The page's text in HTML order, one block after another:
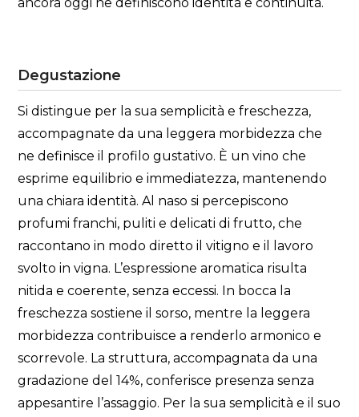
ancora oggi ne definiscono identità e continuità.
Degustazione
Si distingue per la sua semplicità e freschezza,
accompagnate da una leggera morbidezza che
ne definisce il profilo gustativo. È un vino che
esprime equilibrio e immediatezza, mantenendo
una chiara identità. Al naso si percepiscono
profumi franchi, puliti e delicati di frutto, che
raccontano in modo diretto il vitigno e il lavoro
svolto in vigna. L’espressione aromatica risulta
nitida e coerente, senza eccessi. In bocca la
freschezza sostiene il sorso, mentre la leggera
morbidezza contribuisce a renderlo armonico e
scorrevole. La struttura, accompagnata da una
gradazione del 14%, conferisce presenza senza
appesantire l’assaggio. Per la sua semplicità e il suo